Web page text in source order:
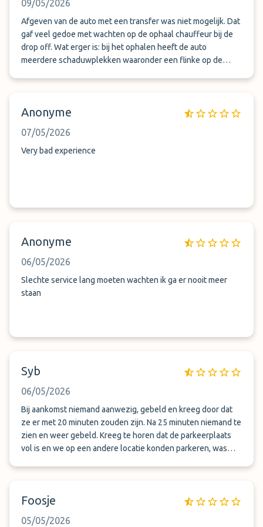
09/05/2026
Afgeven van de auto met een transfer was niet mogelijk. Dat
gaf veel gedoe met wachten op de ophaal chauffeur bij de
drop off. Wat erger is: bij het ophalen heeft de auto
meerdere schaduwplekken waaronder een flinke op de
Anonyme
07/05/2026
Very bad experience
Anonyme
06/05/2026
Slechte service lang moeten wachten ik ga er nooit meer
staan
Syb
06/05/2026
Bij aankomst niemand aanwezig, gebeld en kreeg door dat
ze er met 20 minuten zouden zijn. Na 25 minuten niemand te
zien en weer gebeld. Kreeg te horen dat de parkeerplaats
vol is en we op een andere locatie konden parkeren, was
Foosje
05/05/2026